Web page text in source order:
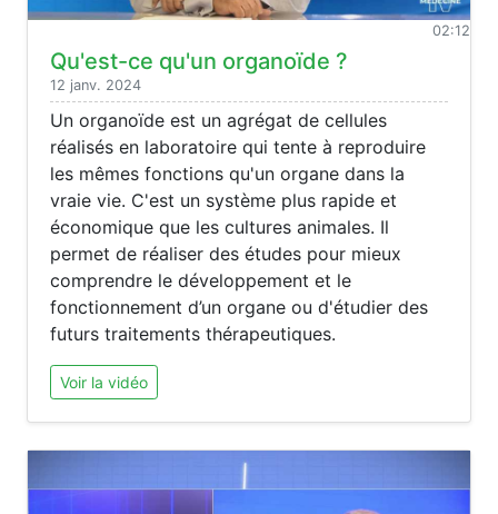
02:12
Qu'est-ce qu'un organoïde ?
12 janv. 2024
Un organoïde est un agrégat de cellules
réalisés en laboratoire qui tente à reproduire
les mêmes fonctions qu'un organe dans la
vraie vie. C'est un système plus rapide et
économique que les cultures animales. Il
permet de réaliser des études pour mieux
comprendre le développement et le
fonctionnement d’un organe ou d'étudier des
futurs traitements thérapeutiques.
Voir la vidéo